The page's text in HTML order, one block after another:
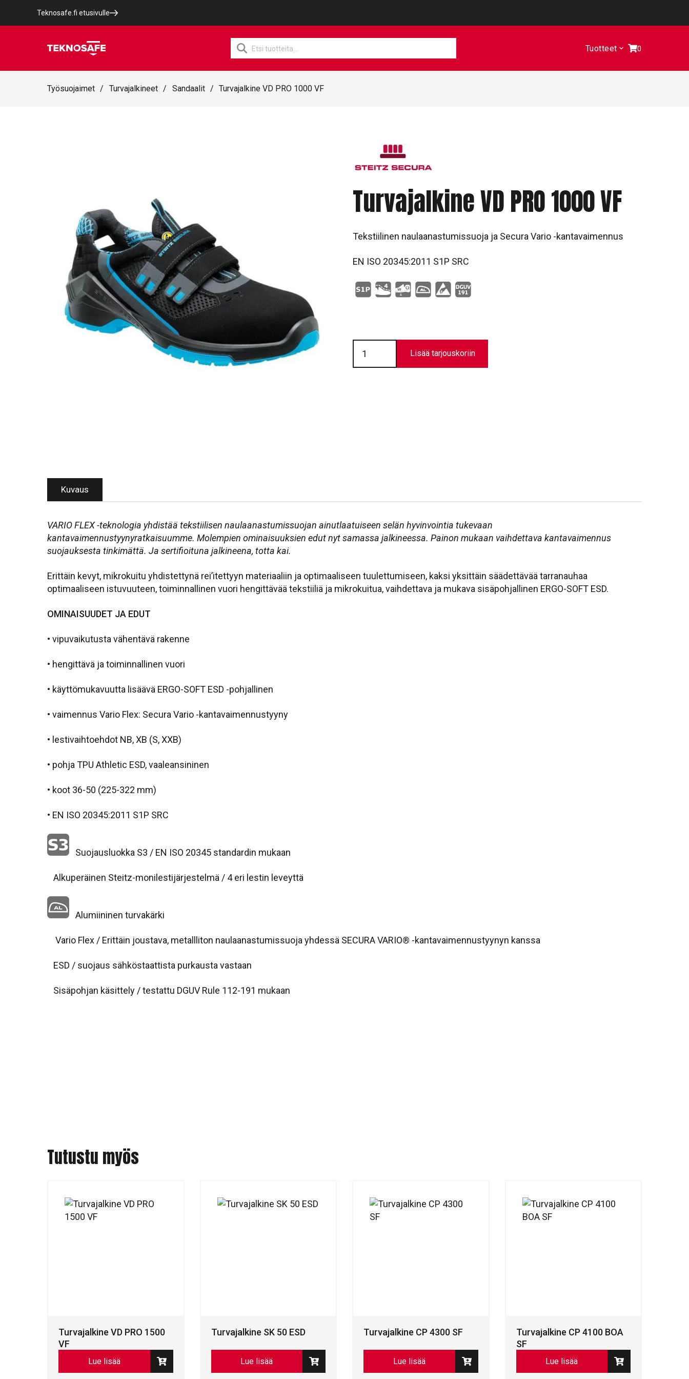
Teknosafe.fi etusivulle
Products
search
Tuotteet 0
Työsuojaimet / Turvajalkineet / Sandaalit / Turvajalkine VD PRO 1000 VF
Turvajalkine VD PRO 1000 VF
Tekstiilinen naulaanastumissuoja ja Secura Vario -kantavaimennus
EN ISO 20345:2011 S1P SRC
Turvajalkine
PRO
1000
Lisää tarjouskoriin
Kuvaus
VARIO FLEX-teknologia yhdistää tekstiilisen naulaanastumissuojan ainutlaatuiseen selän hyvinvointia tukevaan
kantavaimennustyynyratkaisuumme. Molempien ominaisuuksien edut nyt samassa jalkineessa. Painon mukaan vaihdettava kantavaimennus
suojauksesta tinkimättä. Ja sertifioituna jalkineena, totta kai.
Erittäin kevyt, mikrokuitu yhdistettynä rei’itettyyn materiaaliin ja optimaaliseen tuulettumiseen, kaksi yksittäin säädettävää tarranauhaa
optimaaliseen istuvuuteen, toiminnallinen vuori hengittävää tekstiiliä ja mikrokuitua, vaihdettava ja mukava sisäpohjallinen ERGO-SOFT ESD.
OMINAISUUDET JA EDUT
• vipuvaikutusta vähentävä rakenne
• hengittävä ja toiminnallinen vuori
• käyttömukavuutta lisäävä ERGO-SOFT ESD -pohjallinen
• vaimennus Vario Flex: Secura Vario -kantavaimennustyyny
• lestivaihtoehdot NB, XB (S, XXB)
• pohja TPU Athletic ESD, vaaleansininen
• koot 36-50 (225-322 mm)
• EN ISO 20345:2011 S1P SRC
Suojausluokka S3 / EN ISO 20345 standardin mukaan
Alkuperäinen Steitz-monilestijärjestelmä / 4 eri lestin leveyttä
Alumiininen turvakärki
Vario Flex / Erittäin joustava, metallliton naulaanastumissuoja yhdessä SECURA VARIO® -kantavaimennustyynyn kanssa
ESD / suojaus sähköstaattista purkausta vastaan
Sisäpohjan käsittely / testattu DGUV Rule 112-191 mukaan
Tutustu myös
Turvajalkine VD PRO 1500
VF
Lue lisää
Turvajalkine SK 50 ESD
Lue lisää
Turvajalkine CP 4300 SF
Lue lisää
Turvajalkine CP 4100 BOA
SF
Lue lisää